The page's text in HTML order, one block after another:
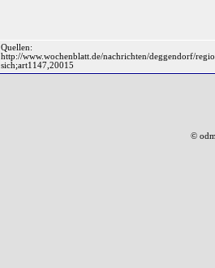
Quellen:
http://www.wochenblatt.de/nachrichten/deggendorf/
sich;art1147,20015
©